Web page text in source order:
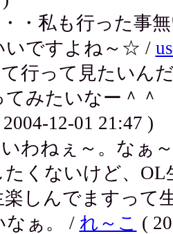
・私も行った事
いですよね～☆ /
行って見たいん
てみたいなー＾
2004-12-01 21:47 )
わねぇ～。なぁ
たくないけど、
しんでますって
なぁ。 / れ～こ (